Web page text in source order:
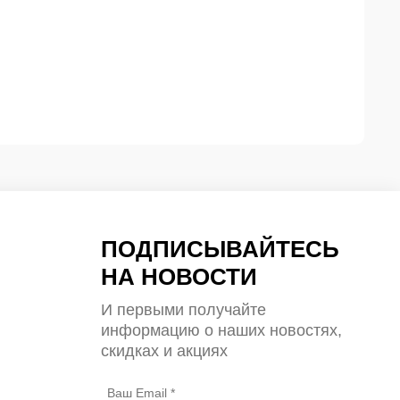
ПОДПИСЫВАЙТЕСЬ
НА НОВОСТИ
И первыми получайте
информацию о наших новостях,
скидках и акциях